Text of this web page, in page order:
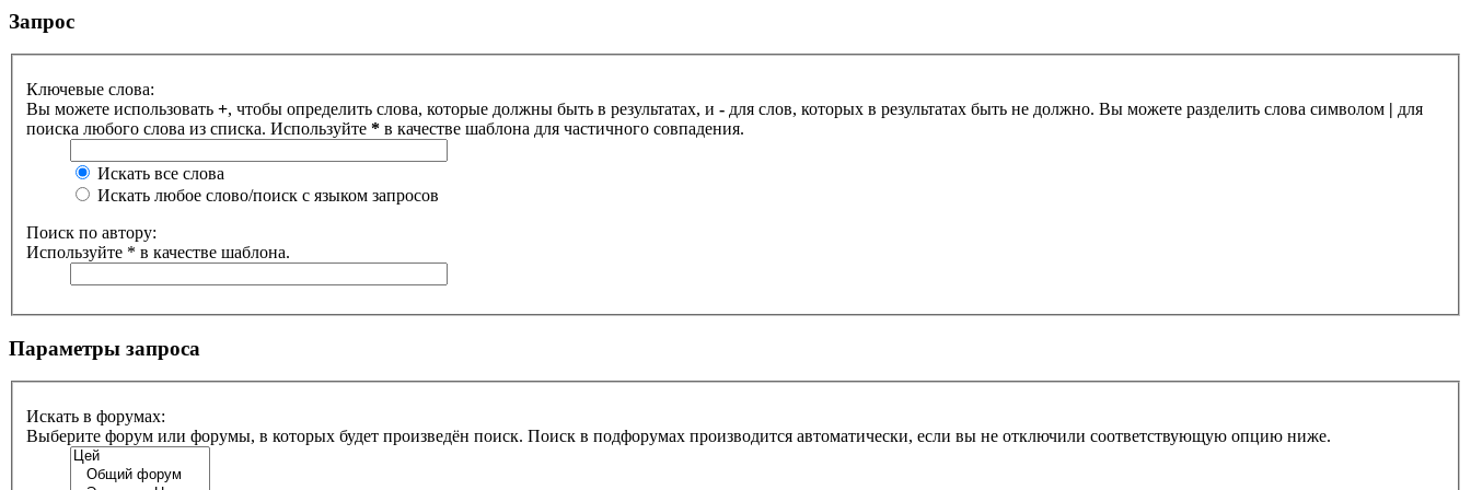
Запрос
Ключевые слова:
Вы можете использовать +, чтобы определить слова, которые должны быть в результатах, и - для слов, которых в результатах быть не должно. Вы можете разделить слова символом | для
поиска любого слова из списка. Используйте * в качестве шаблона для частичного совпадения.
Искать все слова
Искать любое слово/поиск с языком запросов
Поиск по автору:
Используйте * в качестве шаблона.
Параметры запроса
Искать в форумах:
Выберите форум или форумы, в которых будет произведён поиск. Поиск в подфорумах производится автоматически, если вы не отключили соответствующую опцию ниже.